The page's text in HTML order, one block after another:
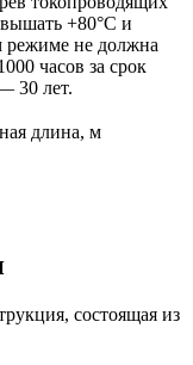
+80°С и
режиме не должна
часов за срок
30 лет.
длина, м
состоящая из